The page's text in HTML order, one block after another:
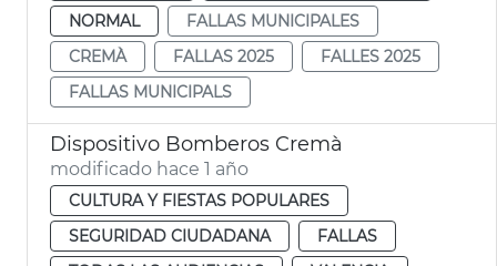
NORMAL
FALLAS MUNICIPALES
CREMÀ
FALLAS 2025
FALLES 2025
FALLAS MUNICIPALS
Dispositivo Bomberos Cremà
modificado hace 1 año
CULTURA Y FIESTAS POPULARES
SEGURIDAD CIUDADANA
FALLAS